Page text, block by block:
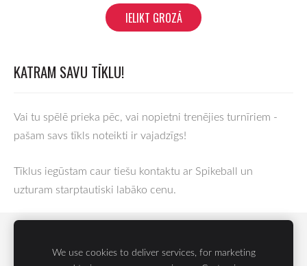
KATRAM SAVU TĪKLU!
Vai tu spēlē prieka pēc, vai nopietni trenējies turnīriem -
pašam savs tīkls noteikti ir vajadzīgs!
Tīklus iegūstam caur tiešu kontaktu ar Spikeball un
uzturam starptautiski labāko cenu.
IELIKT GROZĀ
We use cookies to deliver services, for marketing